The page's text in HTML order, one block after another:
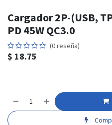
Cargador 2P-(USB,
PD 45W QC3.0
(0 reseña)
$ 18.75